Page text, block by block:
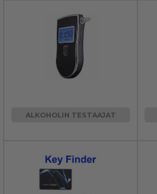
ALKOHOLIN TESTAAJAT